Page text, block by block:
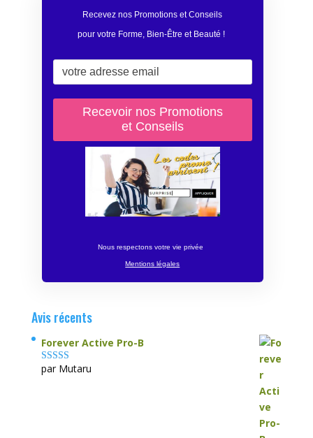
Recevez nos Promotions et Conseils
pour votre Forme, Bien-Être et Beauté !
Nous respectons votre vie privée
Mentions légales
Avis récents
Forever Active Pro-B
Note4sur
par Mutaru